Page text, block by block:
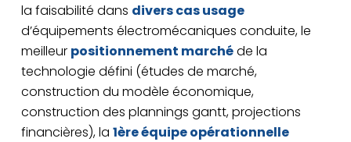
la faisabilité dans divers cas usage
d’équipements électromécaniques conduite, le
meilleur positionnement marchéde la
technologie défini (études de marché,
construction du modèle économique,
construction des plannings gantt, projections
financières), la 1ère équipe opérationnelle